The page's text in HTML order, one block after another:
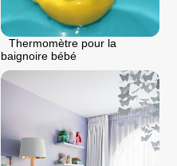
Thermomètre pour la
baignoire bébé